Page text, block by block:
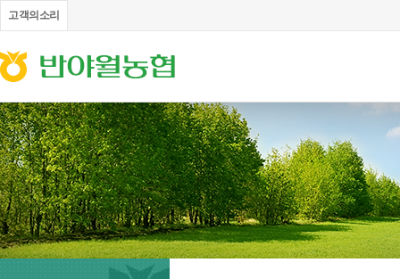
고객의소리